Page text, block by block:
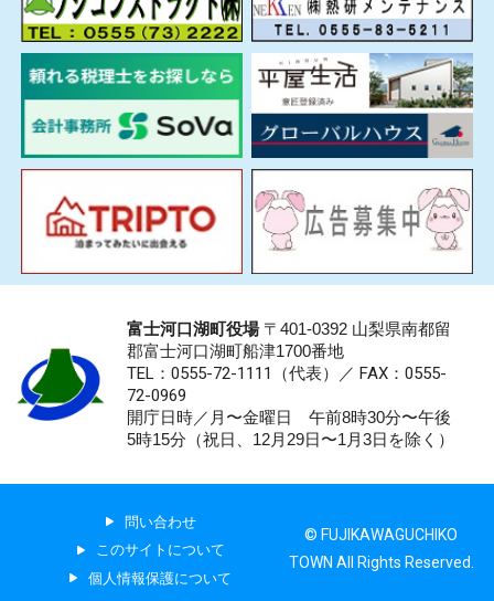
富士河口湖町役場〒401-0392 山梨県南都留
郡富士河口湖町船津1700番地
TEL：0555-72-1111 （代表）／ FAX：0555-
72-0969
開庁日時／月〜金曜日 午前8時30分〜午後
5時15分（祝日、12月29日〜1月3日を除く）
問い合わせ
このサイトについて
個人情報保護について
© FUJIKAWAGUCHIKO
TOWN All Rights Reserved.